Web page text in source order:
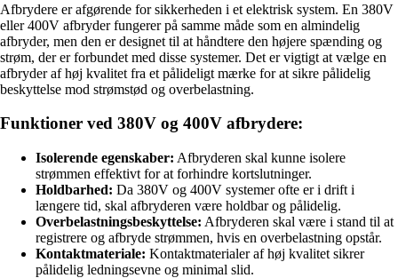
Afbrydere er afgørende for sikkerheden i et elektrisk system. En 380V
eller 400V afbryder fungerer på samme måde som en almindelig
afbryder, men den er designet til at håndtere den højere spænding og
strøm, der er forbundet med disse systemer. Det er vigtigt at vælge en
afbryder af høj kvalitet fra et pålideligt mærke for at sikre pålidelig
beskyttelse mod strømstød og overbelastning.
Funktioner ved 380V og 400V afbrydere:
Isolerende egenskaber: Afbryderen skal kunne isolere
strømmen effektivt for at forhindre kortslutninger.
Holdbarhed: Da 380V og 400V systemer ofte er i drift i
længere tid, skal afbryderen være holdbar og pålidelig.
Overbelastningsbeskyttelse: Afbryderen skal være i stand til at
registrere og afbryde strømmen, hvis en overbelastning opstår.
Kontaktmateriale: Kontaktmaterialer af høj kvalitet sikrer
pålidelig ledningsevne og minimal slid.